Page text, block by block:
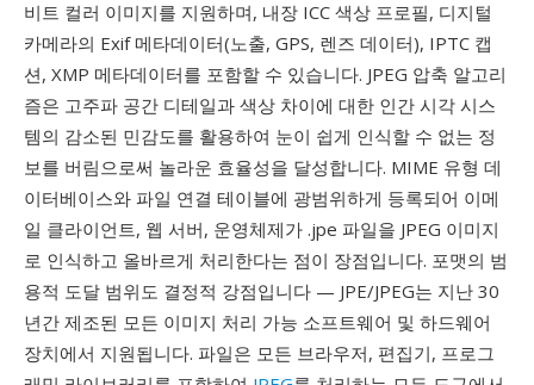
비트 컬러 이미지를 지원하며, 내장 ICC 색상 프로필, 디지털
카메라의 Exif 메타데이터(노출, GPS, 렌즈 데이터), IPTC 캡
션, XMP 메타데이터를 포함할 수 있습니다. JPEG 압축 알고리
즘은 고주파 공간 디테일과 색상 차이에 대한 인간 시각 시스
템의 감소된 민감도를 활용하여 눈이 쉽게 인식할 수 없는 정
보를 버림으로써 놀라운 효율성을 달성합니다. MIME 유형 데
이터베이스와 파일 연결 테이블에 광범위하게 등록되어 이메
일 클라이언트, 웹 서버, 운영체제가 .jpe 파일을 JPEG 이미지
로 인식하고 올바르게 처리한다는 점이 장점입니다. 포맷의 범
용적 도달 범위도 결정적 강점입니다 — JPE/JPEG는 지난 30
년간 제조된 모든 이미지 처리 가능 소프트웨어 및 하드웨어
장치에서 지원됩니다. 파일은 모든 브라우저, 편집기, 프로그